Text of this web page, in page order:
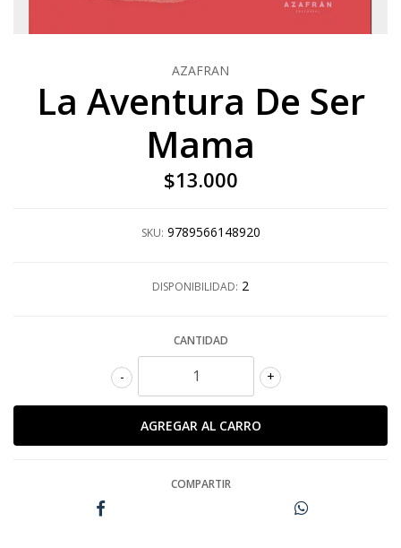
AZAFRAN
La Aventura De Ser
Mama
$13.000
SKU: 9789566148920
DISPONIBILIDAD: 2
CANTIDAD
+
-
COMPARTIR